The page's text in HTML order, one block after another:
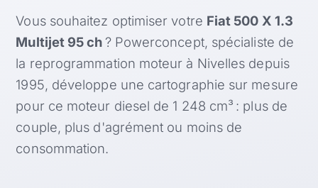
Vous souhaitez optimiser votre Fiat 500 X 1.3
Multijet 95 ch ? Powerconcept, spécialiste de
la reprogrammation moteur à Nivelles depuis
1995, développe une cartographie sur mesure
pour ce moteur diesel de 1 248 cm³ : plus de
couple, plus d'agrément ou moins de
consommation.